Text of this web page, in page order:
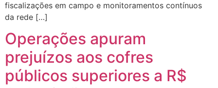
fiscalizações em campo e monitoramentos contínuos
da rede […]
Operações apuram
prejuízos aos cofres
públicos superiores a R$